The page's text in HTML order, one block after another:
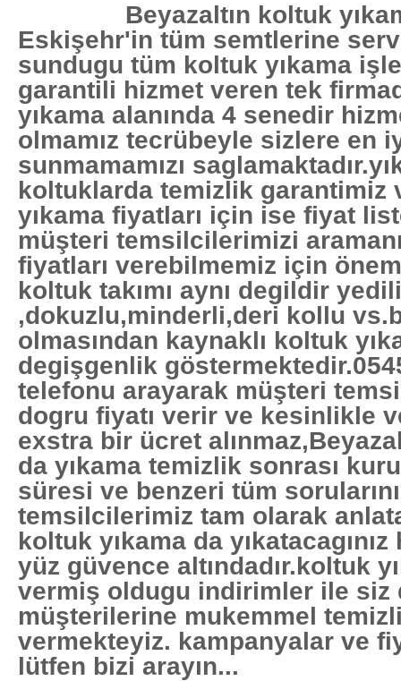
Beyazaltın koltuk
Eskişehr'in tüm semtlerine
sundugu tüm koltuk yıkama
garantili hizmet veren tek
yıkama alanında 4 senedir
olmamız tecrübeyle sizlere en
sunmamamızı
koltuklarda temizlik garantimiz
yıkama fiyatları için ise fiyat
müşteri temsilcilerimizi
fiyatları verebilmemiz için
koltuk takımı aynı degildir
,dokuzlu,minderli,deri kollu
olmasından kaynaklı koltuk
degişgenlik
telefonu arayarak müşteri
dogru fiyatı verir ve kesinlikle
exstra bir ücret
da yıkama temizlik sonrası
süresi ve benzeri tüm
temsilcilerimiz tam olarak
koltuk yıkama da
yüz güvence altındadır.koltuk
vermiş oldugu indirimler ile siz
müşterilerine mukemmel
vermekteyiz. kampanyalar ve
lütfen bizi arayın...